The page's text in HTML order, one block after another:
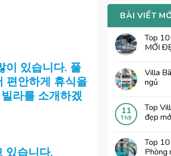
이 있습니다. 풀
편안하게 휴식을
라를 소개하겠
있습니다.
BÀI VIẾT
Top
MỚI
Villa
ngủ
11
Th9
Top
đẹp
Top
Phòng